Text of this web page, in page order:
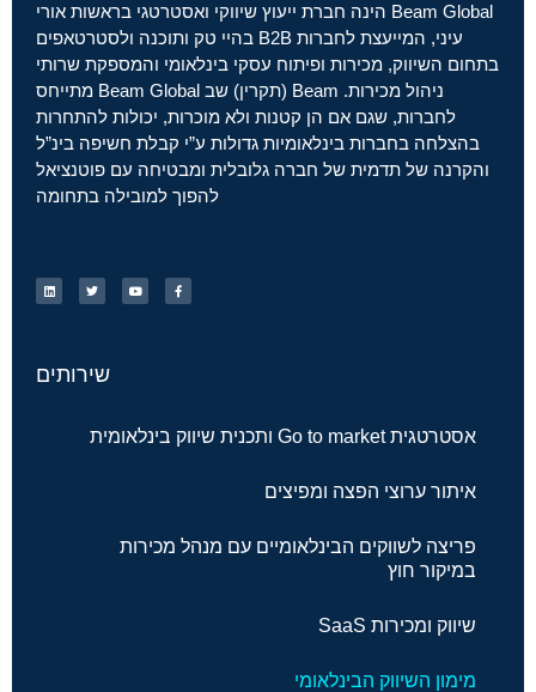
Beam Global הינה חברת ייעוץ שיווקי ואסטרטגי בראשות אורי
עיני, המייעצת לחברות B2B בהיי טק ותוכנה ולסטרטאפים
בתחום השיווק, מכירות ופיתוח עסקי בינלאומי והמספקת שרותי
ניהול מכירות. Beam (תקרין) שב Beam Global מתייחס
לחברות, שגם אם הן קטנות ולא מוכרות, יכולות להתחרות
בהצלחה בחברות בינלאומיות גדולות ע”י קבלת חשיפה בינ”ל
והקרנה של תדמית של חברה גלובלית ומבטיחה עם פוטנציאל
להפוך למובילה בתחומה
שירותים
אסטרטגית Go to market ותכנית שיווק בינלאומית
איתור ערוצי הפצה ומפיצים
פריצה לשווקים הבינלאומיים עם מנהל מכירות
במיקור חוץ
שיווק ומכירות SaaS
מימון השיווק הבינלאומי